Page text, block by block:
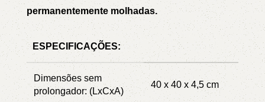
permanentemente molhadas.
ESPECIFICAÇÕES:
Dimensões sem
prolongador: (LxCxA)
40 x 40 x 4,5 cm